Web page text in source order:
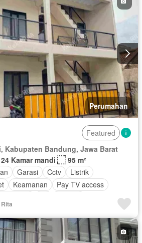
Perumahan
Featured
Kabupaten Bandung, Jawa Barat
24 Kamar mandi
95 m²
Garasi Cctv
Listrik
Keamanan
Pay TV access